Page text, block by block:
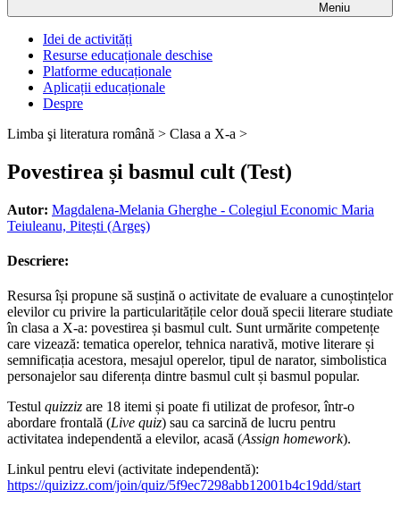
Meniu
Idei de activități
Resurse educaționale deschise
Platforme educaționale
Aplicații educaționale
Despre
Limba şi literatura română > Clasa a X-a >
Povestirea și basmul cult (Test)
Autor: Magdalena-Melania Gherghe - Colegiul Economic Maria
Teiuleanu, Pitești (Argeş)
Descriere:
Resursa își propune să susțină o activitate de evaluare a cunoștințelor
elevilor cu privire la particularitățile celor două specii literare studiate
în clasa a X-a: povestirea și basmul cult. Sunt urmărite competențe
care vizează: tematica operelor, tehnica narativă, motive literare și
semnificația acestora, mesajul operelor, tipul de narator, simbolistica
personajelor sau diferența dintre basmul cult și basmul popular.
Testul quizziz are 18 itemi și poate fi utilizat de profesor, într-o
abordare frontală (Live quiz) sau ca sarcină de lucru pentru
activitatea independentă a elevilor, acasă (Assign homework).
Linkul pentru elevi (activitate independentă):
https://quizizz.com/join/quiz/5f9ec7298abb12001b4c19dd/start